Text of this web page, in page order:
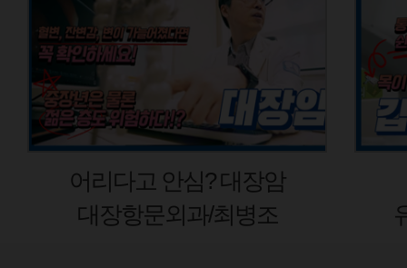
어리다고 안심? 대장암
대장항문외과/최병조